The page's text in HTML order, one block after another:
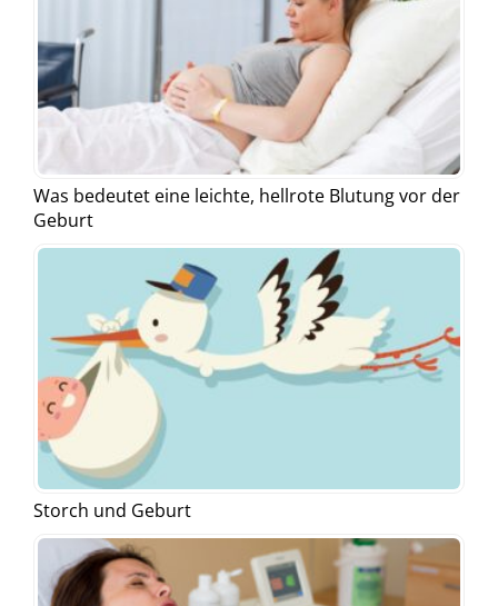
Was bedeutet eine leichte, hellrote Blutung vor der
Geburt
Storch und Geburt